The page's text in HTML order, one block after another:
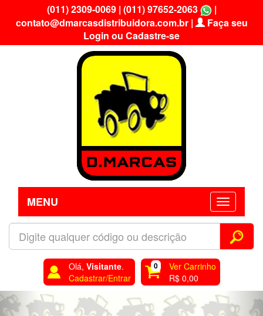
(011) 2309-0069| (011) 97652-2063
|
contato@dmarcasdistribuidora.com.br|
Faça seu
Login ou Cadastre-se
MENU
Olá, Visitante.
Cadastrar/Entrar
0
Ver Carrinho
R$ 0,00
Previous